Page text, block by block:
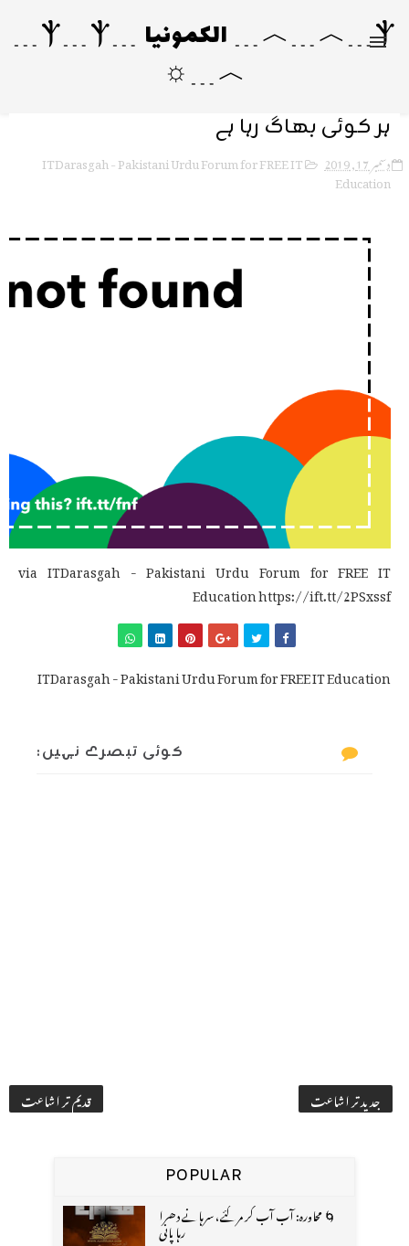
Ⲯ﹍︿﹍︿﹍ الکمونیا ﹍Ⲯ﹍Ⲯ﹍
︿﹍☼
ہر کوئی بھاگ رہا ہے
دسمبر 17, 2019 ITDarasgah - Pakistani Urdu Forum for FREE IT
Education
via ITDarasgah - Pakistani Urdu Forum for FREE IT
Education https://ift.tt/2PSxssf
ITDarasgah - Pakistani Urdu Forum for FREE IT Education
کوئی تبصرے نہیں:
جدید تر اشاعت قدیم تر اشاعت
POPULAR
🌀 محاورہ: آب آب کر مر گئے، سرہانے دھرا
رہا پانی